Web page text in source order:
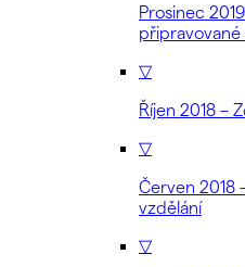
Prosinec
▽
Říjen 2018 –
▽
Červen 2018
vzdělání
▽